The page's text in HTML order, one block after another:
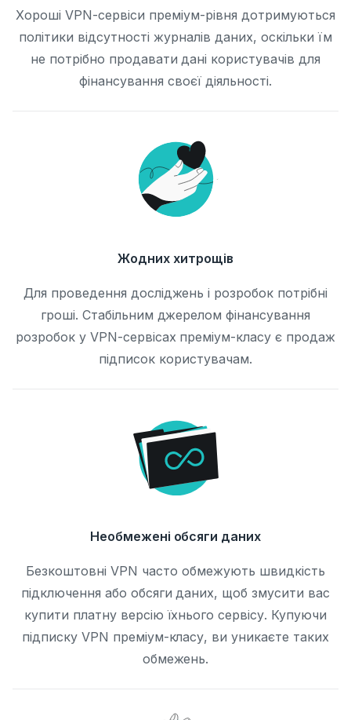
Хороші VPN-сервіси преміум-рівня дотримуються
політики відсутності журналів даних, оскільки їм
не потрібно продавати дані користувачів для
фінансування своєї діяльності.
Жодних хитрощів
Для проведення досліджень і розробок потрібні
гроші. Стабільним джерелом фінансування
розробок у VPN-сервісах преміум-класу є продаж
підписок користувачам.
Необмежені обсяги даних
Безкоштовні VPN часто обмежують швидкість
підключення або обсяги даних, щоб змусити вас
купити платну версію їхнього сервісу. Купуючи
підписку VPN преміум-класу, ви уникаєте таких
обмежень.